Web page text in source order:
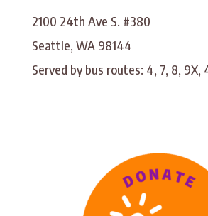
2100 24th Ave S. #380
Seattle, WA 98144
Served by bus routes: 4, 7, 8, 9X,